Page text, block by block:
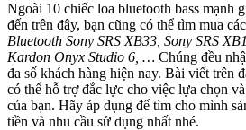
Ngoài 10 chiếc loa bluetooth bass mạnh
đến trên đây, bạn cũng có thể tìm mua
Bluetooth Sony SRS XB33, Sony SRS
Kardon Onyx Studio 6, … Chúng đều
đa số khách hàng hiện nay. Bài viết trên
có thể hỗ trợ đắc lực cho việc lựa chọn
của bạn. Hãy áp dụng để tìm cho mình
tiền và nhu cầu sử dụng nhất nhé.